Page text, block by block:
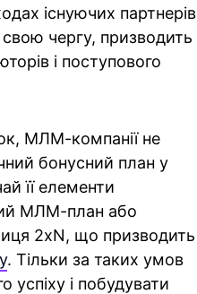
існуючих партнерів
чергу, призводить
і поступового
МЛМ-компанії не
бонусний план у
її елементи
МЛМ-план або
2хN, що призводить
. Тільки за таких умов
і побудувати